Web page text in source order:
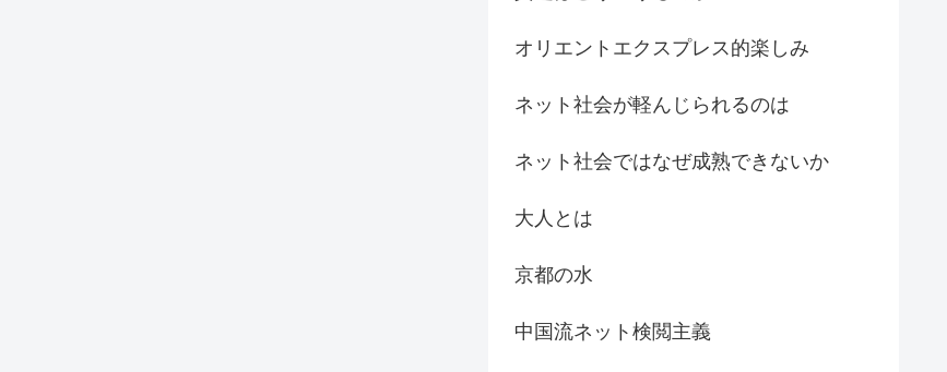
オリエントエクスプレス的楽しみ
ネット社会が軽んじられるのは
ネット社会ではなぜ成熟できないか
大人とは
京都の水
中国流ネット検閲主義